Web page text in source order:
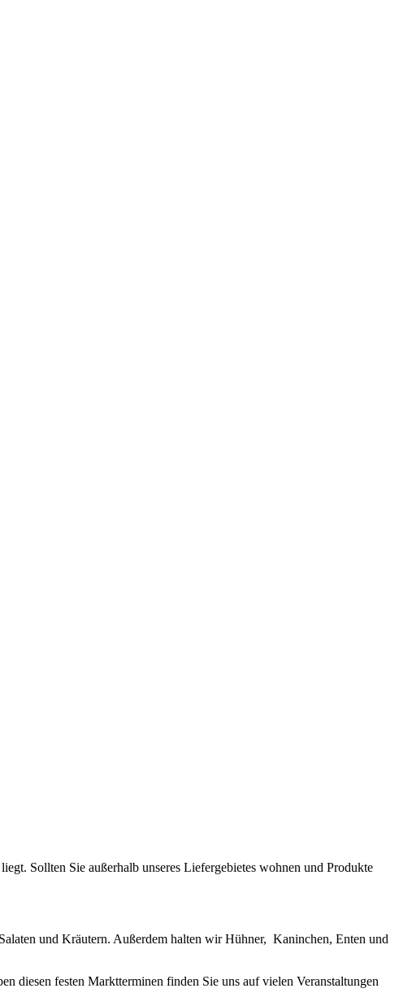
Sollten Sie außerhalb unseres Liefergebietes wohnen und Produkte
und Kräutern. Außerdem halten wir Hühner, Kaninchen, Enten und
diesen festen Marktterminen finden Sie uns auf vielen Veranstaltungen